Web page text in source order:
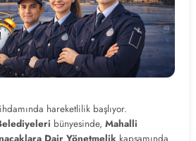
hareketlilik başlıyor.
bünyesinde, Mahalli
Dair Yönetmelik kapsamında